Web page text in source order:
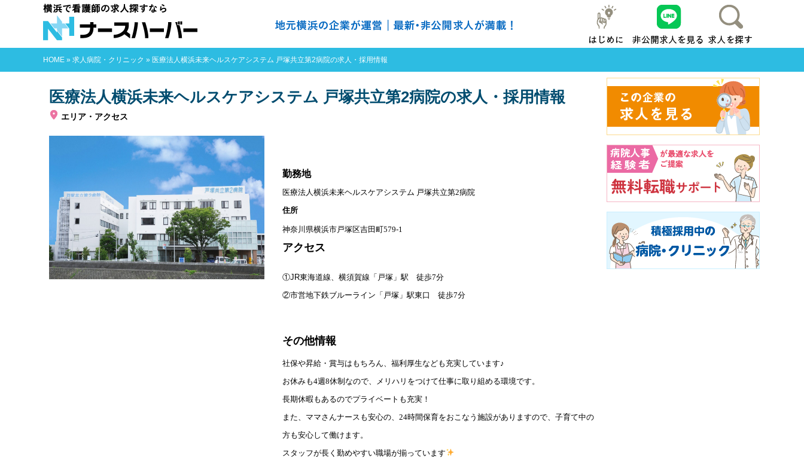
はじめに 友だち追加
HOME » 求人病院・クリニック » 医療法人横浜未来ヘルスケアシステム 戸塚共立第2病院の求人・採用情報
医療法人横浜未来ヘルスケアシステム 戸塚共立第2病院の求人・採用情報
エリア・アクセス
勤務地
医療法人横浜未来ヘルスケアシステム 戸塚共立第2病院
住所
神奈川県横浜市戸塚区吉田町579-1
アクセス
①JR東海道線、横須賀線「戸塚」駅 徒歩7分
②市営地下鉄ブルーライン「戸塚」駅東口 徒歩7分
その他情報
社保や昇給・賞与はもちろん、福利厚生なども充実しています♪
お休みも4週8休制なので、メリハリをつけて仕事に取り組める環境です。
長期休暇もあるのでプライベートも充実！
また、ママさんナースも安心の、24時間保育をおこなう施設がありますので、子育て中の
方も安心して働けます。
スタッフが長く勤めやすい職場が揃っています